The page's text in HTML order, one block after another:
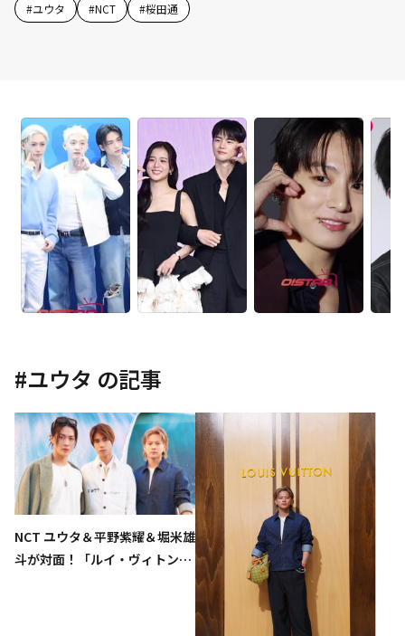
#ユウタ #NCT #桜田通
#ユウタ の記事
NCT ユウタ＆平野紫耀＆堀米雄
斗が対面！「ルイ・ヴィトン」